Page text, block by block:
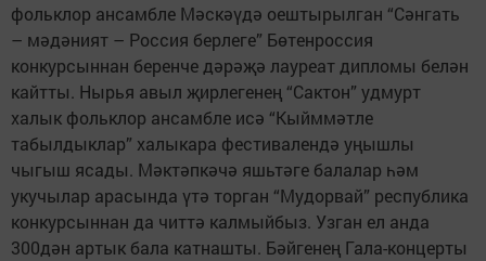
фольклор ансамбле Мәскәүдә оештырылган “Сәнгать
– мәдәният – Россия берлеге” Бөтенроссия
конкурсыннан беренче дәрәҗә лауреат дипломы белән
кайтты. Нырья авыл җирлегенең “Сактон” удмурт
халык фольклор ансамбле исә “Кыйммәтле
табылдыклар” халыкара фестивалендә уңышлы
чыгыш ясады. Мәктәпкәчә яшьтәге балалар һәм
укучылар арасында үтә торган “Мудорвай” республика
конкурсыннан да читтә калмыйбыз. Узган ел анда
300дән артык бала катнашты. Бәйгенең Гала-концерты